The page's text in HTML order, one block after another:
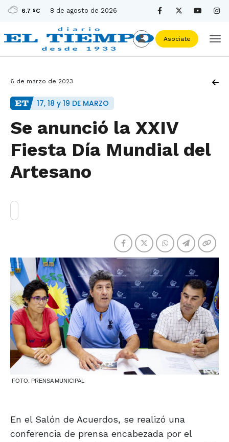
6.7 ºC 8 de agosto de 2026
Asociate
6 de marzo de 2023
17, 18 y 19 DE MARZO
Se anunció la XXIV
Fiesta Día Mundial del
Artesano
FOTO: PRENSA MUNICIPAL
En el Salón de Acuerdos, se realizó una
conferencia de prensa encabezada por el